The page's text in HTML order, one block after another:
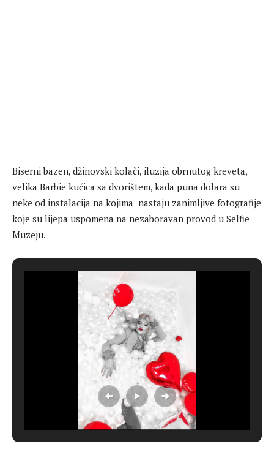
Biserni bazen, džinovski kolači, iluzija obrnutog kreveta,
velika Barbie kućica sa dvorištem, kada puna dolara su
neke od instalacija na kojima nastaju zanimljive fotografije
koje su lijepa uspomena na nezaboravan provod u Selfie
Muzeju.